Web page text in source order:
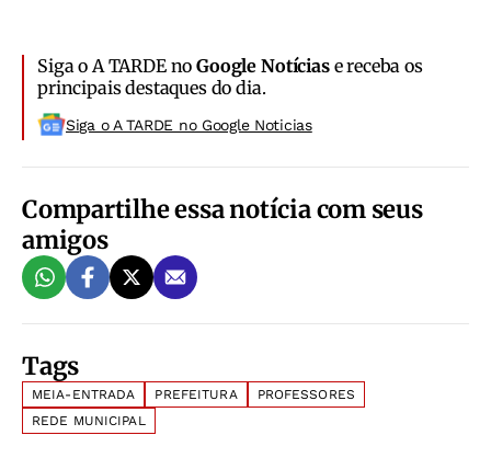
Siga o A TARDE noGoogle Notíciase receba os
principais destaques do dia.
Siga o A TARDE no Google Noticias
Compartilhe essa notícia com seus
amigos
Tags
MEIA-ENTRADA PREFEITURA
PROFESSORES
REDE MUNICIPAL